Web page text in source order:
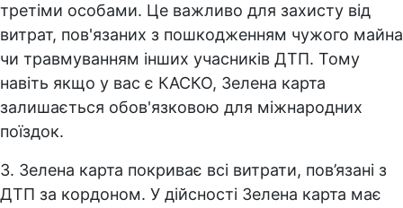
третіми особами. Це важливо для захисту від
витрат, пов'язаних з пошкодженням чужого майна
чи травмуванням інших учасників ДТП. Тому
навіть якщо у вас є КАСКО, Зелена карта
залишається обов'язковою для міжнародних
поїздок.
3. Зелена карта покриває всі витрати, пов’язані з
ДТП за кордоном. У дійсності Зелена карта має